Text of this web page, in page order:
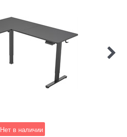
Нет в наличии